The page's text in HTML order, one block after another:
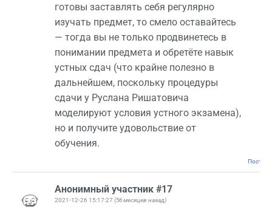
готовы заставлять себя регулярно
изучать предмет, то смело оставайтесь
— тогда вы не только продвинетесь в
понимании предмета и обретёте навык
устных сдач (что крайне полезно в
дальнейшем, поскольку процедуры
сдачи у Руслана Ришатовича
моделируют условия устного экзамена),
но и получите удовольствие от
обучения.
Анонимный участник #17
2021-12-26 15:17:27 (56 месяцев назад)